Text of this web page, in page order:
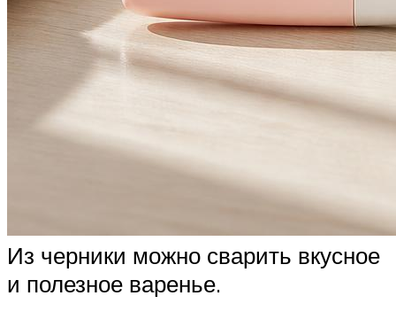
Из черники можно сварить вкусное
и полезное варенье.